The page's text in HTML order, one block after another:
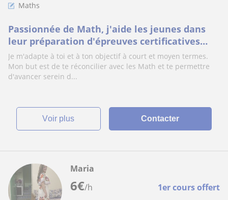
Maths
Passionnée de Math, j'aide les jeunes dans
leur préparation d'épreuves certificatives
(CEB, CE1D) ou d'examens/contrôles tout au l
Je m'adapte à toi et à ton objectif à court et moyen termes.
Mon but est de te réconcilier avec les Math et te permettre
d'avancer serein d...
voir plus Contacter
6€/h 1er cours offert
Maria